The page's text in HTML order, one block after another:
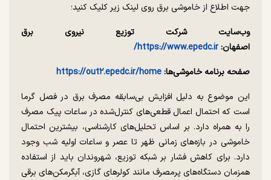
جهت اطلاع از خاموشی برق روی لینک زیر کلیک کنید؛
وب‌سایت شرکت توزیع نیروی برق
اصفهان:https://www.epedc.ir/
صفحه برنامه خاموشی‌ها:https://out۲.epedc.ir/home
این موضوع به دلیل افزایش بی‌سابقه مصرف برق در فصل گرما
است که احتمال اعمال قطعی‌های کنترل‌شده در ساعات پیک مصرف
را به همراه دارد. بر اساس تحلیل‌های کارشناسی، بیشترین احتمال
خاموشی در بازه‌های زمانی ظهر تا عصر و ساعات اولیه شب وجود
دارد. برای کاهش فشار بر شبکه توزیع، شهروندان باید از استفاده
همزمان دستگاه‌های پرمصرف مانند کولرهای گازی، آبگرمکن‌های برقی